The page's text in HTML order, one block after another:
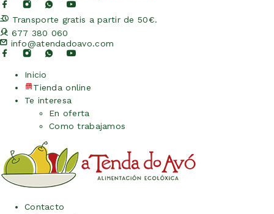
Transporte gratis a partir de 50€.
677 380 060
info@atendadoavo.com
Inicio
Tienda online
Te interesa
En oferta
Como trabajamos
Contacto